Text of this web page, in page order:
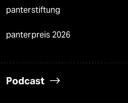
panterstiftung
panterpreis 2026
Podcast